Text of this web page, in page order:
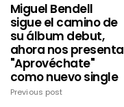
Miguel Bendell
sigue el camino de
su álbum debut,
ahora nos presenta
"Aprovéchate"
como nuevo single
Previous post